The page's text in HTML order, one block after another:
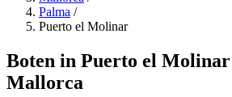
Palma /
Puerto el Molinar
Boten in Puerto el Molinar
Mallorca